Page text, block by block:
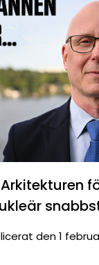
den 1